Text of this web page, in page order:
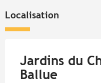
Localisation
Jardins du
Ballue